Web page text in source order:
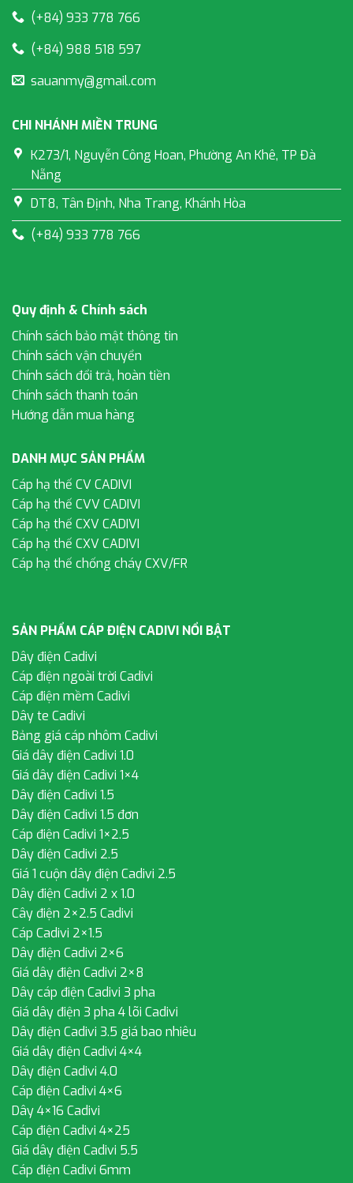
(+84) 933 778 766
(+84) 988 518 597
sauanmy@gmail.com
CHI NHÁNH MIỀN TRUNG
K273/1, Nguyễn Công Hoan, Phường An Khê, TP Đà
Nẵng
DT8, Tân Định, Nha Trang, Khánh Hòa
(+84) 933 778 766
Quy định & Chính sách
Chính sách bảo mật thông tin
Chính sách vận chuyển
Chính sách đổi trả, hoàn tiền
Chính sách thanh toán
Hướng dẫn mua hàng
DANH MỤC SẢN PHẨM
Cáp hạ thế CV CADIVI
Cáp hạ thế CVV CADIVI
Cáp hạ thế CXV CADIVI
Cáp hạ thế CXV CADIVI
Cáp hạ thế chống cháy CXV/FR
SẢN PHẨM CÁP ĐIỆN CADIVI NỔI BẬT
Dây điện Cadivi
Cáp điện ngoài trời Cadivi
Cáp điện mềm Cadivi
Dây te Cadivi
Bảng giá cáp nhôm Cadivi
Giá dây điện Cadivi 1.0
Giá dây điện Cadivi 1×4
Dây điện Cadivi 1.5
Dây điện Cadivi 1.5 đơn
Cáp điện Cadivi 1×2.5
Dây điện Cadivi 2.5
Giá 1 cuộn dây điện Cadivi 2.5
Dây điện Cadivi 2 x 1.0
Cây điện 2×2.5 Cadivi
Cáp Cadivi 2×1.5
Dây điện Cadivi 2×6
Giá dây điện Cadivi 2×8
Dây cáp điện Cadivi 3 pha
Giá dây điện 3 pha 4 lõi Cadivi
Dây điện Cadivi 3.5 giá bao nhiêu
Giá dây điện Cadivi 4×4
Dây điện Cadivi 4.0
Cáp điện Cadivi 4×6
Dây 4×16 Cadivi
Cáp điện Cadivi 4×25
Giá dây điện Cadivi 5.5
Cáp điện Cadivi 6mm